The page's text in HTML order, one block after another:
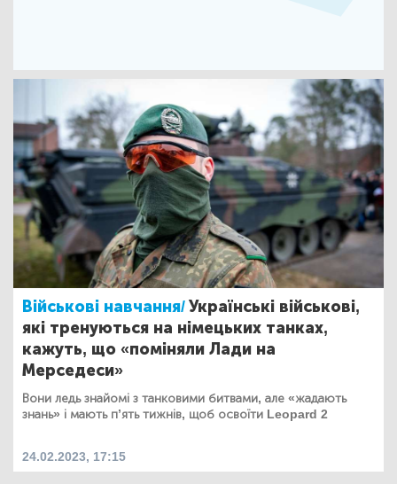
Військові навчання/Українські військові,
які тренуються на німецьких танках,
кажуть, що «поміняли Лади на
Мерседеси»
Вони ледь знайомі з танковими битвами, але «жадають
знань» і мають п’ять тижнів, щоб освоїти Leopard 2
24.02.2023, 17:15